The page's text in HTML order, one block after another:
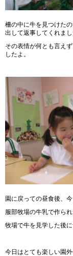
柵の中に牛を見つけた
出して返事してくれまし
その表情が何とも言え
したよ。
園に戻っての昼食後、
服部牧場の牛乳で作ら
牧場で牛を見学した後
今日はとても楽しい園外